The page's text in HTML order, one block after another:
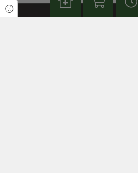
Cookie Einstellungen